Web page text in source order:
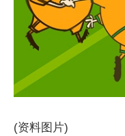
(资料图片)